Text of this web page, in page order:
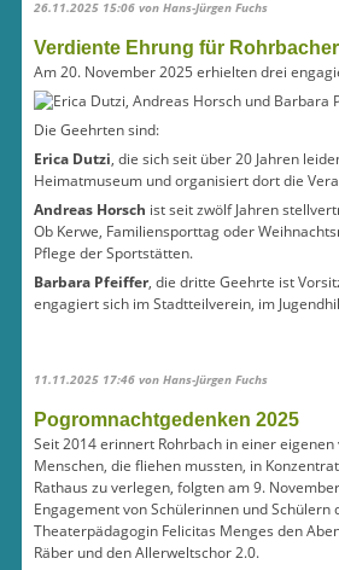
26.11.2025 15:06 von Hans-Jürgen Fuchs
Verdiente Ehrung für
Am 20. November 2025 erhielten drei
Die Geehrten sind:
Erica Dutzi, die sich seit über 20 Jahren
Heimatmuseum und organisiert dort die
Andreas Horsch ist seit zwölf Jahren
Ob Kerwe, Familiensporttag oder
Pflege der Sportstätten.
Barbara Pfeiffer, die dritte Geehrte ist
engagiert sich im Stadtteilverein, im
11.11.2025 17:46 von Hans-Jürgen Fuchs
Pogromnachtgedenken 2025
Seit 2014 erinnert Rohrbach in einer
Menschen, die fliehen mussten, in
Rathaus zu verlegen, folgten am 9.
Engagement von Schülerinnen und
Theaterpädagogin Felicitas Menges den
Räber und den Allerweltschor 2.0.